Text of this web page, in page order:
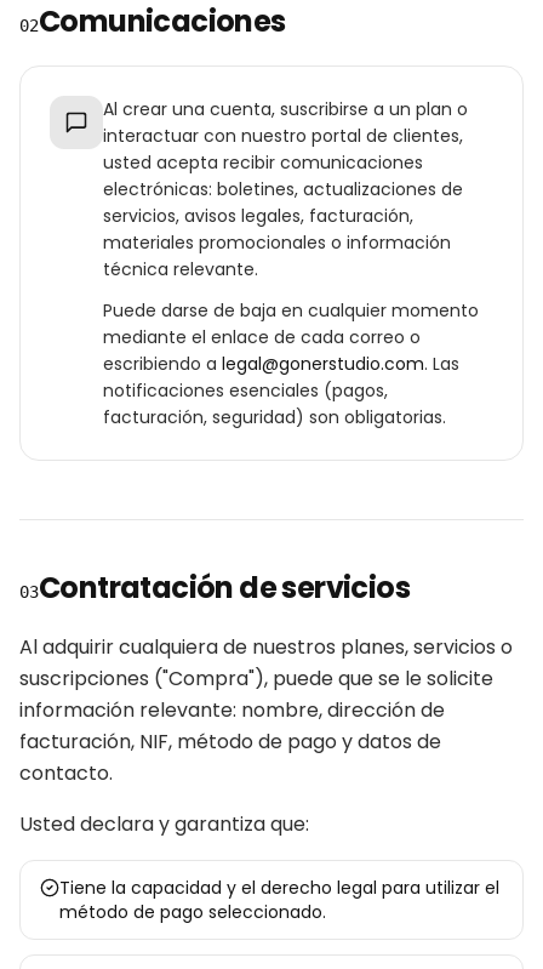
02Comunicaciones
Al crear una cuenta, suscribirse a un plan o
interactuar con nuestro portal de clientes,
usted acepta recibir comunicaciones
electrónicas: boletines, actualizaciones de
servicios, avisos legales, facturación,
materiales promocionales o información
técnica relevante.
Puede darse de baja en cualquier momento
mediante el enlace de cada correo o
escribiendo a legal@gonerstudio.com. Las
notificaciones esenciales (pagos,
facturación, seguridad) son obligatorias.
03Contratación de servicios
Al adquirir cualquiera de nuestros planes, servicios o
suscripciones ("Compra"), puede que se le solicite
información relevante: nombre, dirección de
facturación, NIF, método de pago y datos de
contacto.
Usted declara y garantiza que:
Tiene la capacidad y el derecho legal para utilizar el
método de pago seleccionado.